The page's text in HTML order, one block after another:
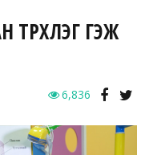
ТҮРХЛЭГ ГЭЖ
6,836